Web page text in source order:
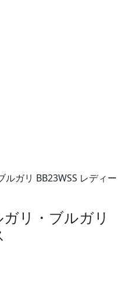
ガリ BB23WSS レディー
リ・ブルガリ